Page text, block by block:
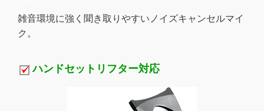
雑音環境に強く聞き取りやすいノイズキャンセルマイ
ク。
ハンドセットリフター対応